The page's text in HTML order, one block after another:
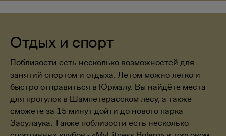
Отдых и спорт
Поблизости есть несколько возможностей для
занятий спортом и отдыха. Летом можно легко и
быстро отправиться в Юрмалу. Вы найдёте места
для прогулок в Шампетерасском лесу, а также
сможете за 15 минут дойти до нового парка
Засулаука. Также поблизости есть несколько